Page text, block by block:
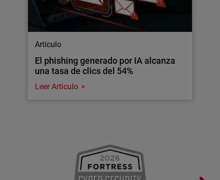
Artículo
El phishing generado por IA alcanza
una tasa de clics del 54%
Leer Artículo